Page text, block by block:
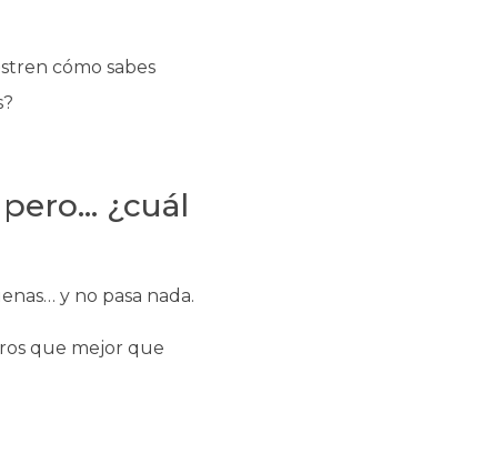
cómo sabes
¿cuál
y no pasa nada.
que mejor que